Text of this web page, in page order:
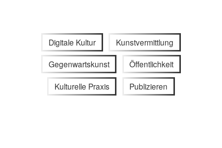
Digitale Kultur Kunstvermittlung
Gegenwartskunst Öffentlichkeit
Kulturelle Praxis Publizieren